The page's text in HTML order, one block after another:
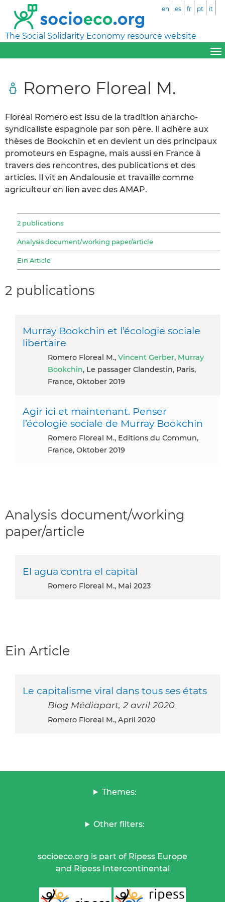
The Social Solidarity Economy resource website
en es fr pt it
Romero Floreal M.
Floréal Romero est issu de la tradition anarcho-
syndicaliste espagnole par son père. Il adhère aux
thèses de Bookchin et en devient un des principaux
promoteurs en Espagne, mais aussi en France à
travers des rencontres, des publications et des
articles. Il vit en Andalousie et travaille comme
agriculteur en lien avec des AMAP.
2 publications
Analysis document/working paper/article
Ein Article
2 publications
Murray Bookchin et l’écologie sociale
libertaire
Romero Floreal M., Vincent Gerber, Murray
Bookchin, Le passager Clandestin, Paris,
France, Oktober 2019
Agir ici et maintenant. Penser
l’écologie sociale de Murray Bookchin
Romero Floreal M., Editions du Commun,
France, Oktober 2019
Analysis document/working
paper/article
El agua contra el capital
Romero Floreal M., Mai 2023
Ein Article
Le capitalisme viral dans tous ses états
Blog Médiapart, 2 avril 2020
Romero Floreal M., April 2020
Themes:
Other filters:
socioeco.org is part of Ripess Europe
and Ripess Intercontinental